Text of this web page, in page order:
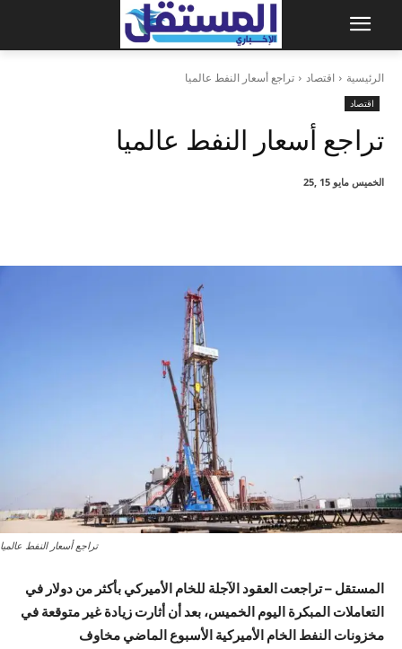
الرئيسية اقتصاد تراجع أسعار النفط عالميا
اقتصاد
تراجع أسعار النفط عالميا
الخميس مايو 15 ,25
تراجع أسعار النفط عالميا
المستقل – تراجعت العقود الآجلة للخام الأميركي بأكثر من دولار في
التعاملات المبكرة اليوم الخميس، بعد أن أثارت زيادة غير متوقعة في
مخزونات النفط الخام الأميركية الأسبوع الماضي مخاوف